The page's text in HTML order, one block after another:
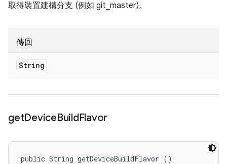
取得裝置建構分支 (例如 git_master)。
傳回
String
getDeviceBuildFlavor
public String getDeviceBuildFlavor ()